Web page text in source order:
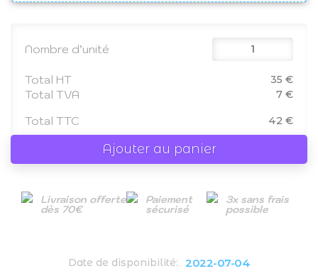
Nombre d’unité
Total HT 35 €
Total TVA 7 €
Total TTC 42 €
Ajouter au panier
Livraison offerte
dès 70€
Paiement
sécurisé
3x sans frais
possible
Date de disponibilité: 2022-07-04